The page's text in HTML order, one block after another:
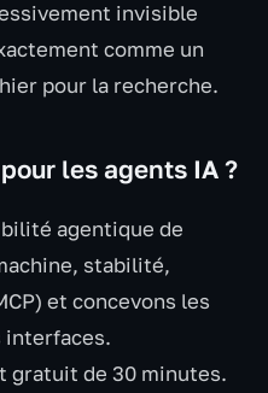
invisible
comme un
pour la recherche.
les agents IA ?
agentique de
stabilité,
et concevons les
interfaces.
gratuit de 30 minutes.